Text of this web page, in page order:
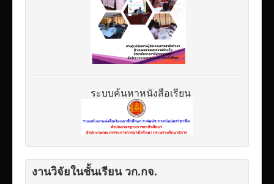
ระบบค้นหาหนังสือเรียน
งานวิจัยในชั้นเรียน วก.กจ.